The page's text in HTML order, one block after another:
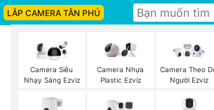
LẮP CAMERA TÂN PHÚ
Camera Siêu
Nhạy Sáng Ezviz
Camera Nhựa
Plastic Ezviz
Camera Theo
Người Ezviz